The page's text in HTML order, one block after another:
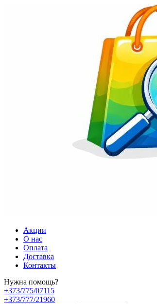
Акции
О нас
Оплата
Доставка
Контакты
Нужна помощь?
+373/775/07115
+373/777/21960